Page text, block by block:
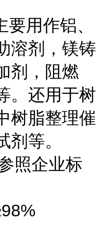
要用作铝、
溶剂，镁铸
剂，阻燃
。还用于树
树脂整理催
等。
照企业标